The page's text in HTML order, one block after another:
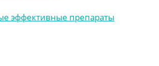
эффективные препараты